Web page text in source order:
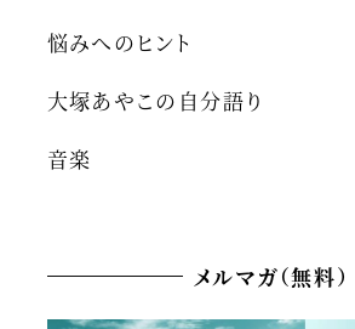
悩みへのヒント
大塚あやこの自分語り
音楽
メルマガ（無料）